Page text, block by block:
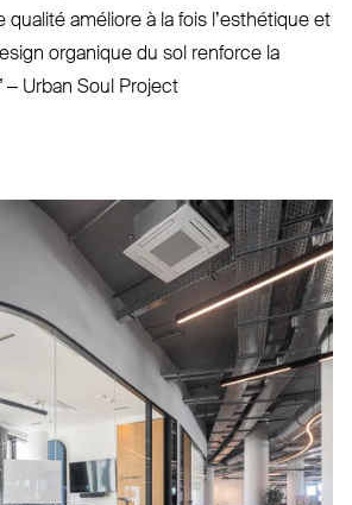
qualité améliore à la fois l’es­thétique et
organique du sol renforce la
– Urban Soul Project